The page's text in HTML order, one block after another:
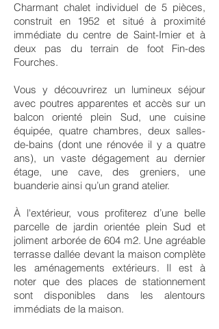
Charmant chalet individuel de 5 pièces,
construit en 1952 et situé à proximité
immédiate du centre de Saint-Imier et à
deux pas du terrain de foot Fin-des
Fourches.
Vous y découvrirez un lumineux séjour
avec poutres apparentes et accès sur un
balcon orienté plein Sud, une cuisine
équipée, quatre chambres, deux salles-
de-bains (dont une rénovée il y a quatre
ans), un vaste dégagement au dernier
étage, une cave, des greniers, une
buanderie ainsi qu’un grand atelier.
À l'extérieur, vous profiterez d’une belle
parcelle de jardin orientée plein Sud et
joliment arborée de 604 m2. Une agréable
terrasse dallée devant la maison complète
les aménagements extérieurs. Il est à
noter que des places de stationnement
sont disponibles dans les alentours
immédiats de la maison.